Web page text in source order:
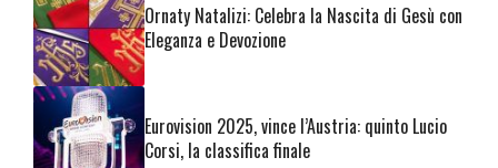
Ornaty Natalizi: Celebra la Nascita di Gesù con
Eleganza e Devozione
Eurovision 2025, vince l’Austria: quinto Lucio
Corsi, la classifica finale